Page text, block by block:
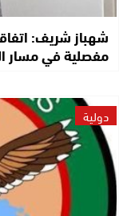
شهباز شريف:
مفصلية في مسار
دولية